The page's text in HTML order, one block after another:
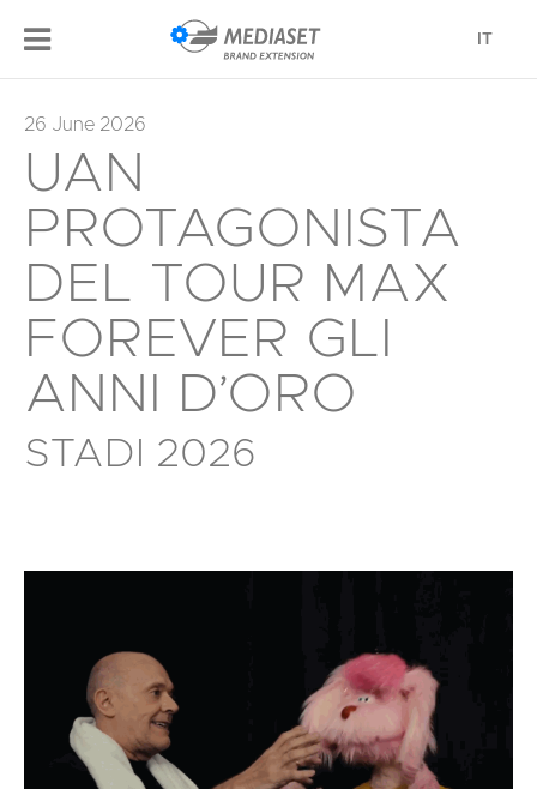
IT
26 June 2026
UAN
PROTAGONISTA
DEL TOUR MAX
FOREVER GLI
ANNI D’ORO
STADI 2026